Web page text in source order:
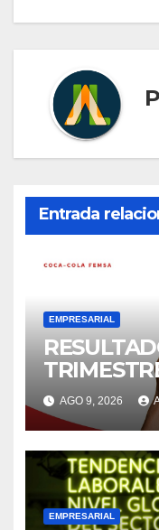
Entrada
EMPRESARIAL
AGO 9, 2026
EMPRESARIAL